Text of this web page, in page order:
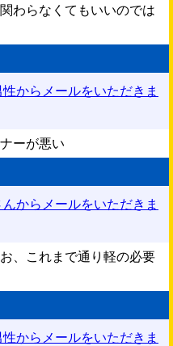
わらなくてもいいのでは
からメールをいただきま
ーが悪い
からメールをいただきま
、これまで通り軽の必要
からメールをいただきま